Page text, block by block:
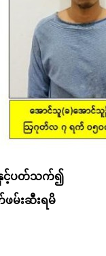
နှင့်ပတ်သက်၍
ဖမ်းဆီးရမိ